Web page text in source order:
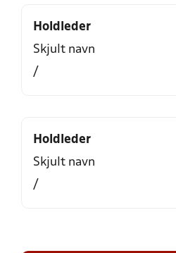
Holdleder
Skjult navn
/
Holdleder
Skjult navn
/